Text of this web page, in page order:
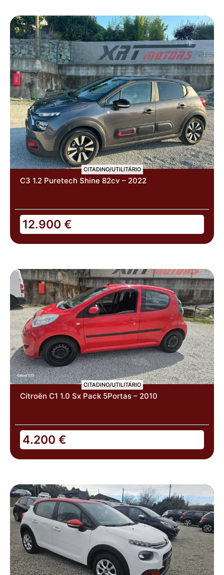
CITADINO/UTILITÁRIO
C3 1.2 Puretech Shine 82cv – 2022
12.900 €
CITADINO/UTILITÁRIO
Citroën C1 1.0 Sx Pack 5Portas – 2010
4.200 €